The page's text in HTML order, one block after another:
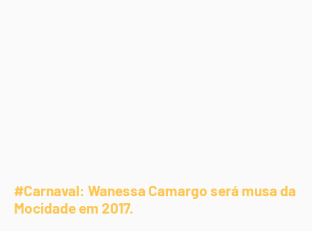
#Carnaval: Wanessa Camargo será musa da
Mocidade em 2017.